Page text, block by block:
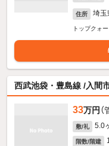
住所 埼玉
トップクォ
西武池袋・豊島線 /入間
33万円
敷/礼 5.0
階数/階建